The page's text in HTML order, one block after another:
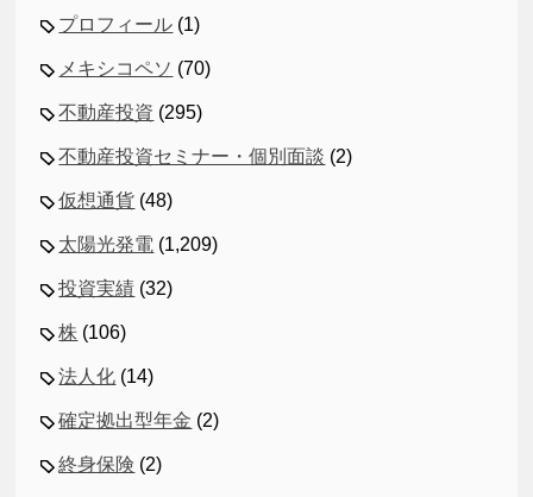
プロフィール (1)
メキシコペソ (70)
不動産投資 (295)
不動産投資セミナー・個別面談 (2)
仮想通貨 (48)
太陽光発電 (1,209)
投資実績 (32)
株 (106)
法人化 (14)
確定拠出型年金 (2)
終身保険 (2)